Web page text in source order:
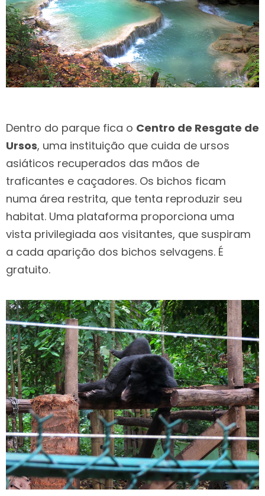
Dentro do parque fica o Centro de Resgate de
Ursos, uma instituição que cuida de ursos
asiáticos recuperados das mãos de
traficantes e caçadores. Os bichos ficam
numa área restrita, que tenta reproduzir seu
habitat. Uma plataforma proporciona uma
vista privilegiada aos visitantes, que suspiram
a cada aparição dos bichos selvagens. É
gratuito.